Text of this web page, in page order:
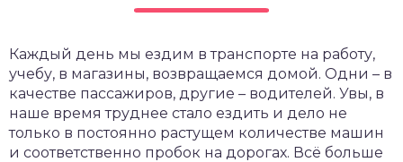
Каждый день мы ездим в транспорте на работу,
учебу, в магазины, возвращаемся домой. Одни – в
качестве пассажиров, другие – водителей. Увы, в
наше время труднее стало ездить и дело не
только в постоянно растущем количестве машин
и соответственно пробок на дорогах. Всё больше